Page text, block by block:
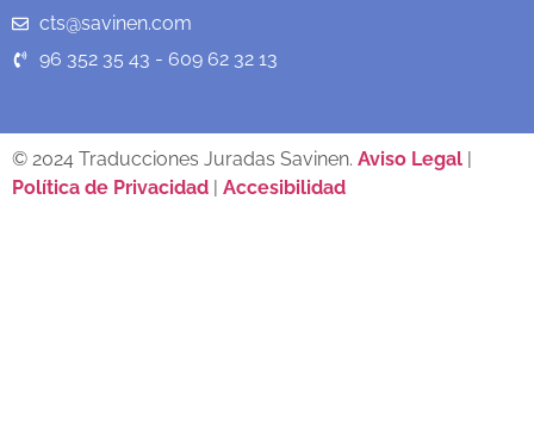
cts@savinen.com
96 352 35 43 - 609 62 32 13
© 2024 Traducciones Juradas Savinen. Aviso Legal |
Política de Privacidad | Accesibilidad